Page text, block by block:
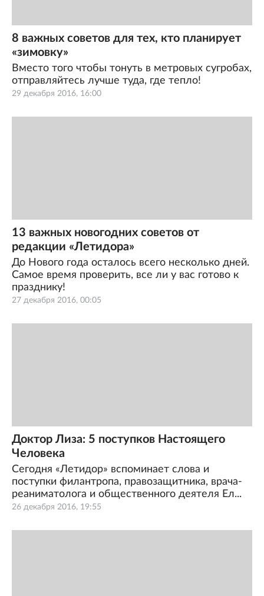
29 декабря 2016, 16:00
8 важных советов для тех, кто планирует
«зимовку»
Вместо того чтобы тонуть в метровых сугробах,
отправляйтесь лучше туда, где тепло!
27 декабря 2016, 00:05
13 важных новогодних советов от
редакции «Летидора»
До Нового года осталось всего несколько дней.
Самое время проверить, все ли у вас готово к
празднику!
26 декабря 2016, 19:55
Доктор Лиза: 5 поступков Настоящего
Человека
Сегодня «Летидор» вспоминает слова и
поступки филантропа, правозащитника, врача-
реаниматолога и общественного деятеля Ел...